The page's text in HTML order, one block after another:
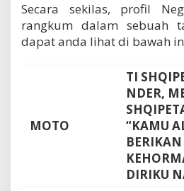
Secara sekilas, profil
rangkum dalam sebuah
dapat anda lihat di bawah
MOTO
TI
NDER,
“KAMU
DIRIKU